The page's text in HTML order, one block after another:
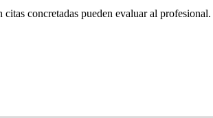
citas concretadas pueden evaluar al profesional.